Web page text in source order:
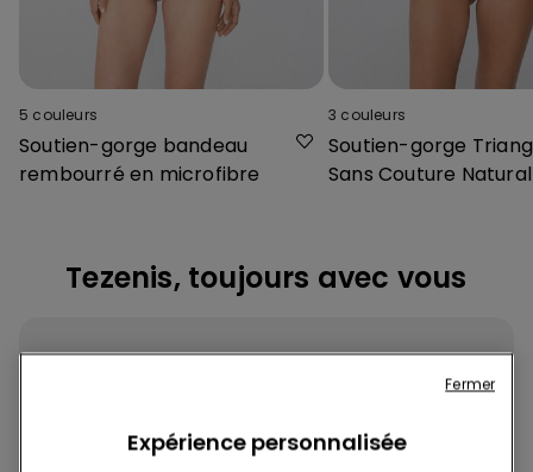
5 couleurs
Soutien-gorge bandeau
rembourré en microfibre
3 couleurs
Soutien-gorge
Sans Couture
Tezenis, toujours avec vous
Expérience personnalisée
Fermer